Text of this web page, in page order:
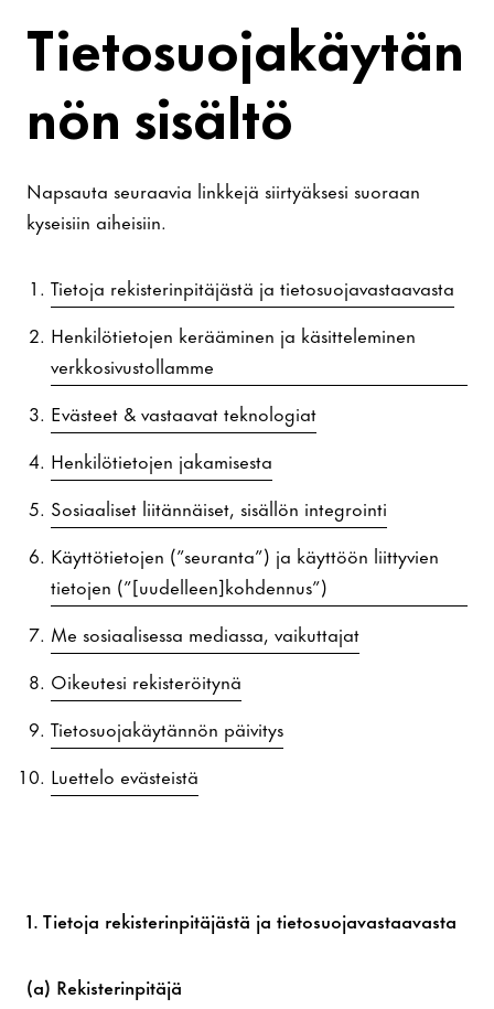
Tietosuojakäytän
nön sisältö
Napsauta seuraavia linkkejä siirtyäksesi suoraan
kyseisiin aiheisiin.
Tietoja rekisterinpitäjästä ja tietosuojavastaavasta
Henkilötietojen kerääminen ja käsitteleminen
verkkosivustollamme
Evästeet & vastaavat teknologiat
Henkilötietojen jakamisesta
Sosiaaliset liitännäiset, sisällön integrointi
Käyttötietojen (”seuranta”) ja käyttöön liittyvien
tietojen (”[uudelleen]kohdennus”)
Me sosiaalisessa mediassa, vaikuttajat
Oikeutesi rekisteröitynä
Tietosuojakäytännön päivitys
Luettelo evästeistä
1. Tietoja rekisterinpitäjästä ja tietosuojavastaavasta
(a) Rekisterinpitäjä